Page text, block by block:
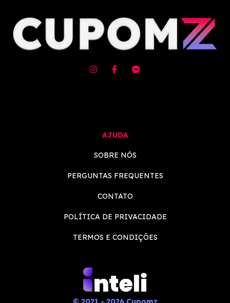
AJUDA
SOBRE NÓS
PERGUNTAS FREQUENTES
CONTATO
POLÍTICA DE PRIVACIDADE
TERMOS E CONDIÇÕES